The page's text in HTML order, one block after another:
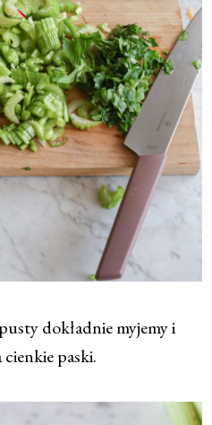
dokładnie myjemy i
cienkie paski.